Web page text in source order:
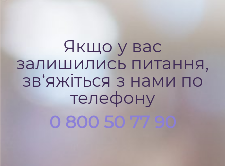
Якщо у вас
залишились питання,
зв‘яжіться з нами по
телефону
0 800 50 77 90